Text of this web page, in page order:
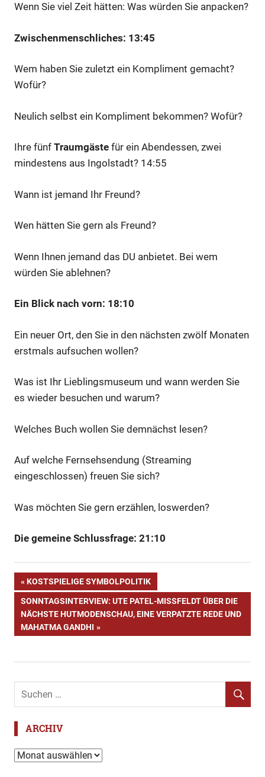
Wenn Sie viel Zeit hätten: Was würden Sie anpacken?
Zwischenmenschliches: 13:45
Wem haben Sie zuletzt ein Kompliment gemacht?
Wofür?
Neulich selbst ein Kompliment bekommen? Wofür?
Ihre fünf Traumgäste für ein Abendessen, zwei
mindestens aus Ingolstadt? 14:55
Wann ist jemand Ihr Freund?
Wen hätten Sie gern als Freund?
Wenn Ihnen jemand das DU anbietet. Bei wem
würden Sie ablehnen?
Ein Blick nach vorn: 18:10
Ein neuer Ort, den Sie in den nächsten zwölf Monaten
erstmals aufsuchen wollen?
Was ist Ihr Lieblingsmuseum und wann werden Sie
es wieder besuchen und warum?
Welches Buch wollen Sie demnächst lesen?
Auf welche Fernsehsendung (Streaming
eingeschlossen) freuen Sie sich?
Was möchten Sie gern erzählen, loswerden?
Die gemeine Schlussfrage: 21:10
Bayern
Bayern
mittendrin
Eichstätt
Heinrich
London
Beitragsnavigation
VORHERIGER
BEITRAG:
KOSTSPIELIGE SYMBOLPOLITIK
NÄCHSTER
BEITRAG:
SONNTAGSINTERVIEW: UTE PATEL-MISSFELDT ÜBER DIE N
ÄCHSTE HUTMODENSCHAU, EINE VERPATZTE REDE UND M
AHATMA GANDHI
ARCHIV
Archiv